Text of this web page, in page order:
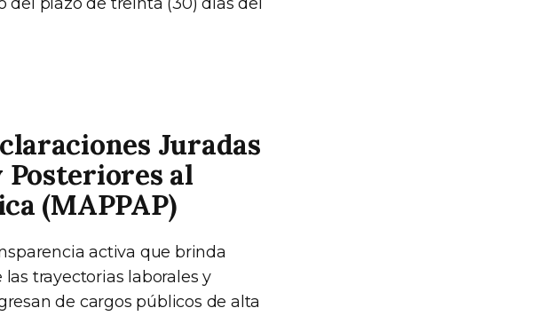
Juradas
al
(MAPPAP)
activa que brinda
trayectorias laborales y
de cargos públicos de alta